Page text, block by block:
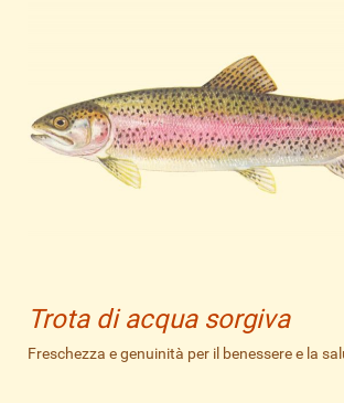
Trota di acqua sorgiva
Freschezza e genuinità per il benessere e la